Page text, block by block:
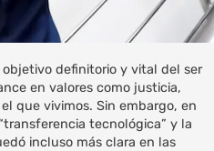
definitorio y vital del ser
en valores como justicia,
que vivimos. Sin embargo, en
tecnológica” y la
incluso más clara en las